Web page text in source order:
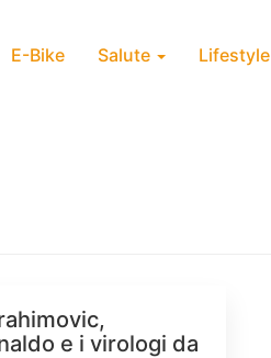
E-Bike Salute Lifestyle
e i virologi da